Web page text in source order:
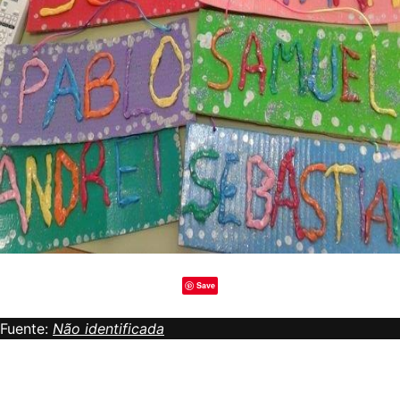
Save
Fuente: Não identificada